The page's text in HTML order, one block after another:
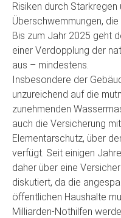
Risiken durch Starkregen
Überschwemmungen,
Bis zum Jahr 2025 geht
einer Verdopplung der
aus – mindestens.
Insbesondere der
unzureichend auf die
zunehmenden
auch die Versicherung mit
Elementarschutz, über
verfügt. Seit einigen
daher über eine
diskutiert, da die
öffentlichen Haushalte
Milliarden-Nothilfen